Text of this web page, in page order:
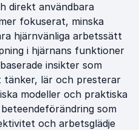
direkt användbara
fokuserat, minska
hjärnvänliga arbetssätt
i hjärnans funktioner
insikter som
lär och presterar
modeller och praktiska
som
och arbetsglädje